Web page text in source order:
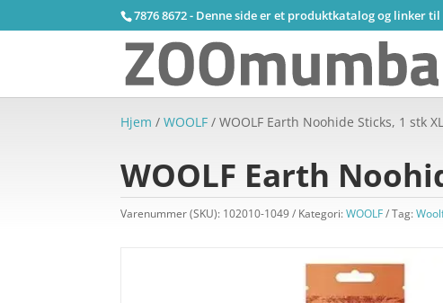
7876 8672 - Denne side er et produktkatalog og linker
Hjem /WOOLF / WOOLF Earth Noohide Sticks, 1 stk
WOOLF Earth
Varenummer (SKU): 102010-1049 Kategori:WOOLF Tag: